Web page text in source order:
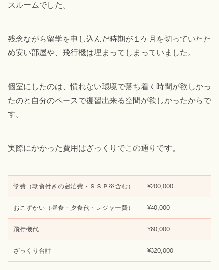
スルームでした。
残念ながら留学を申し込んだ時期が１ケ月を切っていたた
め安い部屋や、飛行機は埋まってしまっていました。
個室にしたのは、慣れない環境で落ち着く時間が欲しかっ
たのと自分のペースで復習出来る空間が欲しかったからで
す。
実際にかかった費用はざっくりでこの通りです。
学費（朝食付きの宿泊費・ＳＳＰ※含む） ¥200,000
おこずかい（昼食・夕食代・レジャー費） ¥40,000
飛行機代 ¥80,000
ざっくり合計 ¥320,000